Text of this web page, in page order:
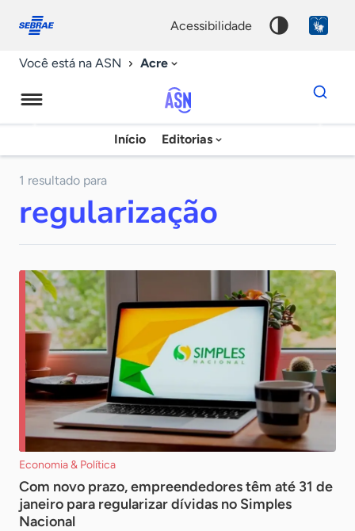
conosco
acessibilidade
Você está na ASN Acre
Agência
Sebrae
Notícias
Início Editorias
Dados
para
chave
1 resultado para
regularização
Economia & Política
Com novo prazo, empreendedores têm até 31 de
janeiro para regularizar dívidas no Simples
Nacional